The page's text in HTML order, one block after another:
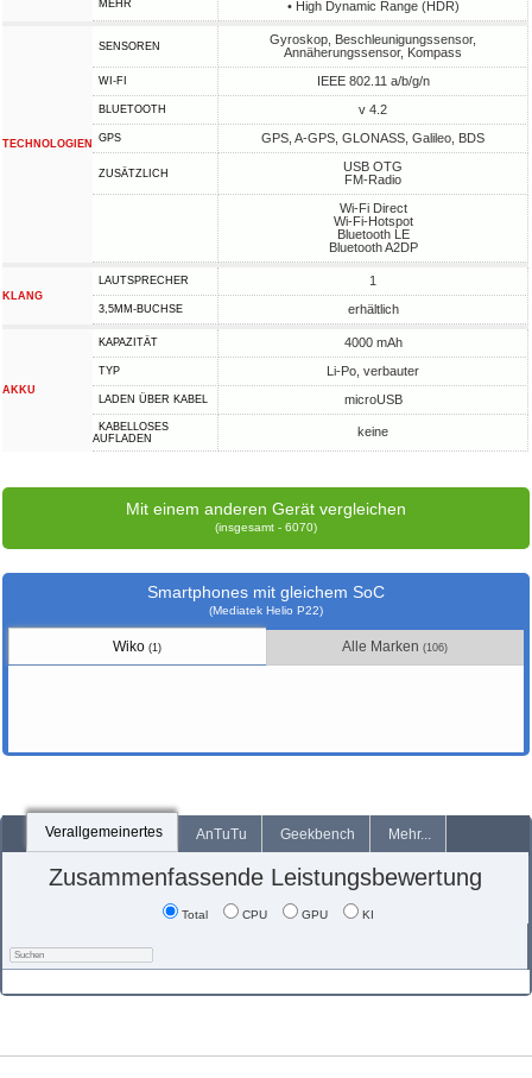
MEHR • High Dynamic Range (HDR)
TECHNOLOGIEN
SENSOREN
Gyroskop, Beschleunigungssensor,
Annäherungssensor, Kompass
WI-FI IEEE 802.11 a/b/g/n
BLUETOOTH v 4.2
GPS GPS, A-GPS, GLONASS, Galileo, BDS
ZUSÄTZLICH
USB OTG
FM-Radio
Wi-Fi Direct
Wi-Fi-Hotspot
Bluetooth LE
Bluetooth A2DP
KLANG
LAUTSPRECHER 1
3,5MM-BUCHSE erhältlich
AKKU
KAPAZITÄT 4000 mAh
TYP Li-Po, verbauter
LADEN ÜBER KABEL microUSB
KABELLOSES
AUFLADEN
keine
Mit einem anderen Gerät vergleichen
(insgesamt - 6070)
Smartphones mit gleichem SoC
(Mediatek Helio P22)
Wiko(1) Alle Marken(106)
Verallgemeinertes AnTuTu Geekbench Mehr...
Zusammenfassende Leistungsbewertung
Total CPU GPU KI